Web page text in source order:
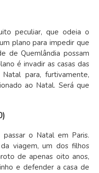
peculiar, que odeia o
plano para impedir que
de Quemlândia possam
é invadir as casas das
para, furtivamente,
ao Natal. Será que
o Natal em Paris.
viagem, um dos filhos
de apenas oito anos,
e defender a casa de